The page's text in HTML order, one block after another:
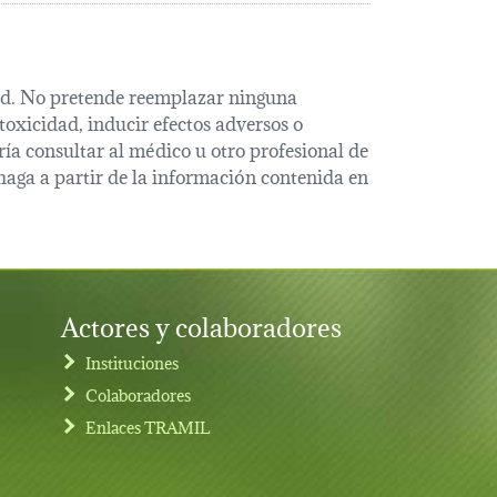
No pretende reemplazar ninguna
inducir efectos adversos o
consultar al médico u otro profesional de
a partir de la información contenida en
Actores y colaboradores
Instituciones
Colaboradores
Enlaces TRAMIL